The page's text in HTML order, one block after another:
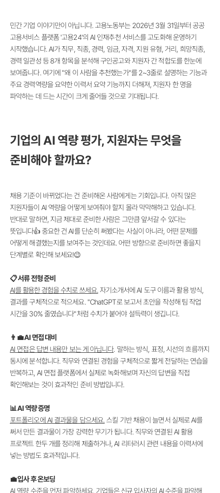
민간 기업 이야기만이 아닙니다. 고용노동부는 2026년 3월 31일부터 공공
고용서비스 플랫폼 '고용24'의 AI 인재추천 서비스를 고도화해 운영하기
시작했습니다. AI가 직무, 직종, 경력, 임금, 자격, 지원 유형, 거리, 희망직종,
경력 일관성 등 8개 항목을 분석해 구인공고와 지원자 간 적합도를 한눈에
보여줍니다. 여기에 "왜 이 사람을 추천했는가"를 2~3줄로 설명하는 기능과
주요 경력역량을 요약한 이력서 요약 기능까지 더해져, 지원자 한 명을
파악하는 데 드는 시간이 크게 줄어들 것으로 기대됩니다.
기업의 AI 역량 평가, 지원자는 무엇을
준비해야 할까요?
채용 기준이 바뀌었다는 건 준비해온 사람에게는 기회입니다. 아직 많은
지원자들이 AI 역량을 어떻게 보여줘야 할지 몰라 막막해하고 있습니다.
반대로 말하면, 지금 제대로 준비한 사람은 그만큼 앞서갈 수 있다는
뜻입니다👍 중요한 건 AI를 단순히 써봤다는 사실이 아니라, 어떤 문제를
어떻게 해결했는지를 보여주는 것인데요. 어떤 방향으로 준비하면 좋을지
단계별로 확인해 보세요!😉
📋 서류 전형 준비
AI를 활용한 경험을 수치로 쓰세요. 자기소개서에 AI 도구 이름과 활용 방식,
결과를 구체적으로 적으세요. "ChatGPT로 보고서 초안을 작성해 팀 작업
시간을 30% 줄였습니다"처럼 수치가 붙어야 설득력이 생깁니다.
👨‍💼 AI 면접 대비
AI 면접은 답변 내용만 보는 게 아닙니다. 말하는 방식, 표정, 시선의 흐름까지
동시에 분석합니다. 직무와 연결된 경험을 구체적으로 짧게 전달하는 연습을
반복하고, AI 면접 플랫폼에서 실제로 녹화해보며 자신의 답변을 직접
확인해보는 것이 효과적인 준비 방법입니다.
📊 AI 역량 증명
포트폴리오에 AI 결과물을 담으세요. 스킬 기반 채용이 늘면서 실제로 AI를
써서 만든 결과물이 가장 강력한 무기가 됩니다. 직무와 연결된 AI 활용
프로젝트 한두 개를 정리해 제출하거나, AI 리터러시 관련 내용을 이력서에
넣는 방법도 효과적입니다.
💼 입사 후 온보딩
AI 역량 수준을 먼저 파악하세요. 기업들은 신규 입사자의 AI 수준을 파악해